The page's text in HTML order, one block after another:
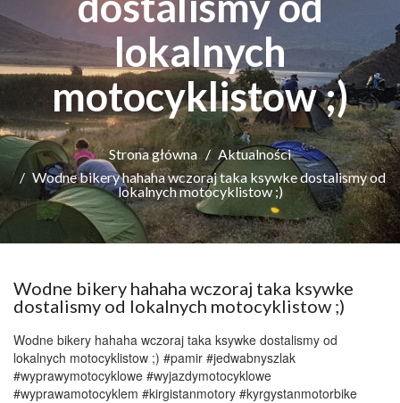
lokalnych
motocyklistow ;)
Strona główna
Aktualności
Wodne bikery hahaha wczoraj taka ksywke dostalismy od
lokalnych motocyklistow ;)
Wodne bikery hahaha wczoraj taka ksywke
dostalismy od lokalnych motocyklistow ;)
Wodne bikery hahaha wczoraj taka ksywke dostalismy od
lokalnych motocyklistow ;) #pamir #jedwabnyszlak
#wyprawymotocyklowe #wyjazdymotocyklowe
#wyprawamotocyklem #kirgistanmotory #kyrgystanmotorbike